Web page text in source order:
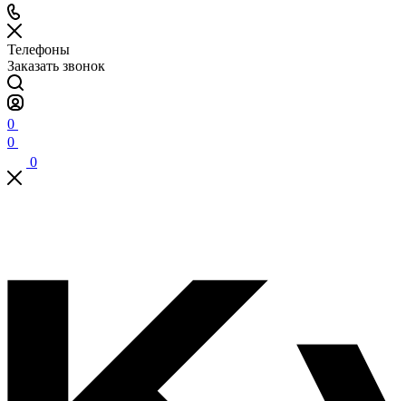
Телефоны
Заказать звонок
0
0
0